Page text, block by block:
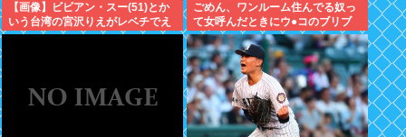
【画像】ビビアン・スー(51)とか
いう台湾の宮沢りえがレベチでえ
っちすぎるｗｗｗ
ごめん、ワンルーム住んでる奴っ
て女呼んだときにウ●コのブリブ
リ音どうしてんの？？